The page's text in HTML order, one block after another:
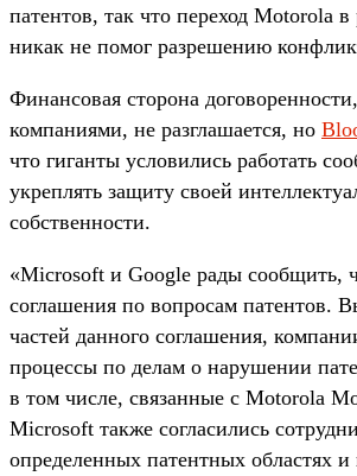
патентов, так что переход Motorola
никак не помог разрешению
Финансовая сторона
компаниями, не разглашается, но
что гиганты условились работать
укреплять защиту своей
собственности.
«Microsoft и Google рады сообщить,
соглашения по вопросам патентов.
частей данного соглашения,
процессы по делам о нарушении
в том числе, связанные с Motorola
Microsoft также согласились
определенных патентных областях